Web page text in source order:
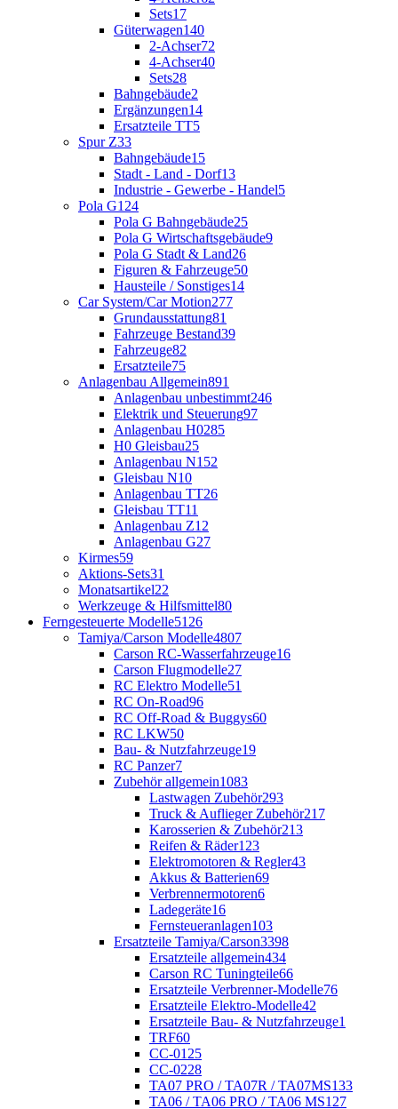
Sets17
Güterwagen140
2-Achser72
4-Achser40
Sets28
Bahngebäude2
Ergänzungen14
Ersatzteile TT5
Spur Z33
Bahngebäude15
Stadt - Land - Dorf13
Industrie - Gewerbe - Handel5
Pola G124
Pola G Bahngebäude25
Pola G Wirtschaftsgebäude9
Pola G Stadt & Land26
Figuren & Fahrzeuge50
Hausteile / Sonstiges14
Car System/Car Motion277
Grundausstattung81
Fahrzeuge Bestand39
Fahrzeuge82
Ersatzteile75
Anlagenbau Allgemein891
Anlagenbau unbestimmt246
Elektrik und Steuerung97
Anlagenbau H0285
H0 Gleisbau25
Anlagenbau N152
Gleisbau N10
Anlagenbau TT26
Gleisbau TT11
Anlagenbau Z12
Anlagenbau G27
Kirmes59
Aktions-Sets31
Monatsartikel22
Werkzeuge & Hilfsmittel80
Ferngesteuerte Modelle5126
Tamiya/Carson Modelle4807
Carson RC-Wasserfahrzeuge16
Carson Flugmodelle27
RC Elektro Modelle51
RC On-Road96
RC Off-Road & Buggys60
RC LKW50
Bau- & Nutzfahrzeuge19
RC Panzer7
Zubehör allgemein1083
Lastwagen Zubehör293
Truck & Auflieger Zubehör217
Karosserien & Zubehör213
Reifen & Räder123
Elektromotoren & Regler43
Akkus & Batterien69
Verbrennermotoren6
Ladegeräte16
Fernsteueranlagen103
Ersatzteile Tamiya/Carson3398
Ersatzteile allgemein434
Carson RC Tuningteile66
Ersatzteile Verbrenner-Modelle76
Ersatzteile Elektro-Modelle42
Ersatzteile Bau- & Nutzfahrzeuge1
TRF60
CC-01 25
CC-0228
TA07 PRO / TA07R / TA07MS133
TA06 / TA06 PRO / TA06 MS127